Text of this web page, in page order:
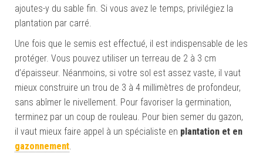
ajoutes-y du sable fin. Si vous avez le temps, privilégiez la
plantation par carré.
Une fois que le semis est effectué, il est indispensable de les
protéger. Vous pouvez utiliser un terreau de 2 à 3 cm
d’épaisseur. Néanmoins, si votre sol est assez vaste, il vaut
mieux construire un trou de 3 à 4 millimètres de profondeur,
sans abîmer le nivellement. Pour favoriser la germination,
terminez par un coup de rouleau. Pour bien semer du gazon,
il vaut mieux faire appel à un spécialiste en plantation et en
gazonnement.